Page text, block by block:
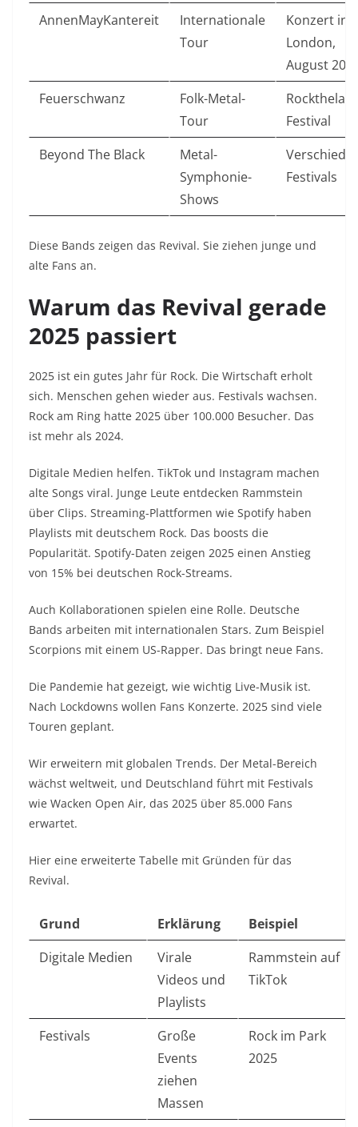
AnnenMayKantereit
Internationale
Tour
Konzert in
London,
August
Feuerschwanz
Folk-Metal-
Tour
Festival
Beyond The Black
Metal-
Symphonie-
Shows
Festivals
Diese Bands zeigen das Revival. Sie ziehen junge und
alte Fans an.
Warum das Revival gerade
2025 passiert
2025 ist ein gutes Jahr für Rock. Die Wirtschaft erholt
sich. Menschen gehen wieder aus. Festivals wachsen.
Rock am Ring hatte 2025 über 100.000 Besucher. Das
ist mehr als 2024.
Digitale Medien helfen. TikTok und Instagram machen
alte Songs viral. Junge Leute entdecken Rammstein
über Clips. Streaming-Plattformen wie Spotify haben
Playlists mit deutschem Rock. Das boosts die
Popularität. Spotify-Daten zeigen 2025 einen Anstieg
von 15% bei deutschen Rock-Streams.
Auch Kollaborationen spielen eine Rolle. Deutsche
Bands arbeiten mit internationalen Stars. Zum Beispiel
Scorpions mit einem US-Rapper. Das bringt neue Fans.
Die Pandemie hat gezeigt, wie wichtig Live-Musik ist.
Nach Lockdowns wollen Fans Konzerte. 2025 sind viele
Touren geplant.
Wir erweitern mit globalen Trends. Der Metal-Bereich
wächst weltweit, und Deutschland führt mit Festivals
wie Wacken Open Air, das 2025 über 85.000 Fans
erwartet.
Hier eine erweiterte Tabelle mit Gründen für das
Revival.
Grund Erklärung
Beispiel
Digitale Medien
Virale
Videos und
Playlists
Rammstein auf
TikTok
Festivals
Große
Events
ziehen
Massen
Rock im Park
2025